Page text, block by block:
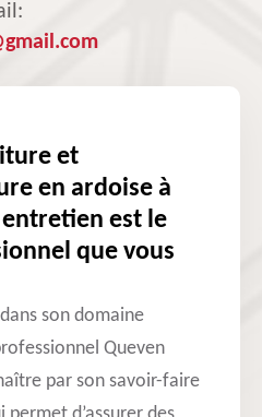
et
en ardoise à
est le
que vous
son domaine
Queven
par son savoir-faire